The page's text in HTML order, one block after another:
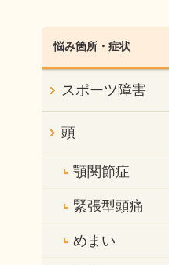
悩み箇所・症状
スポーツ障害
頭
顎関節症
緊張型頭痛
めまい